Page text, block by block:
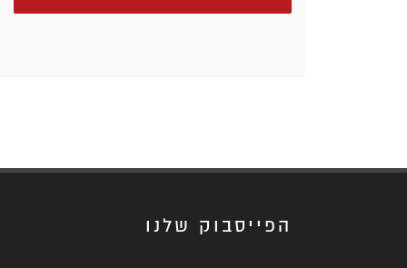
הפייסבוק שלנו